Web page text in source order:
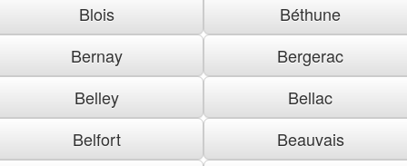
Blois
Béthune
Bernay
Bergerac
Belley
Bellac
Belfort
Beauvais